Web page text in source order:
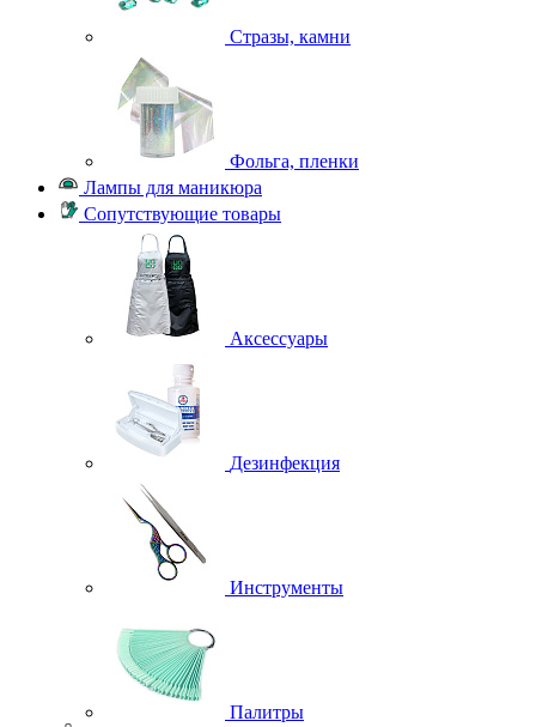
Стразы, камни
Фольга, пленки
Лампы для маникюра
Сопутствующие товары
Аксессуары
Дезинфекция
Инструменты
Палитры